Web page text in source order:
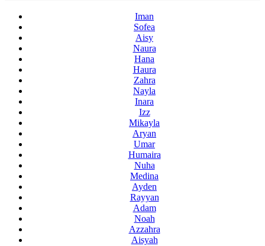
Iman
Sofea
Aisy
Naura
Hana
Haura
Zahra
Nayla
Inara
Izz
Mikayla
Aryan
Umar
Humaira
Nuha
Medina
Ayden
Rayyan
Adam
Noah
Azzahra
Aisyah